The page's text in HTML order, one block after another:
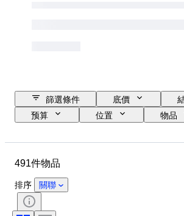
篩選條件 底價
预算
位置
物品
491件物品
排序 關聯